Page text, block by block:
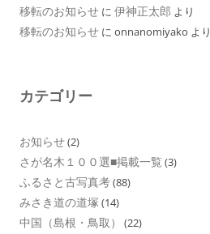
移転のお知らせ に 伊神正太郎 より
移転のお知らせ に onnanomiyako より
カテゴリー
お知らせ(2)
さが名木１００選■掲載一覧 (3)
ふるさと古写真考(88)
みさき道の道塚 (14)
中国（島根・鳥取） (22)